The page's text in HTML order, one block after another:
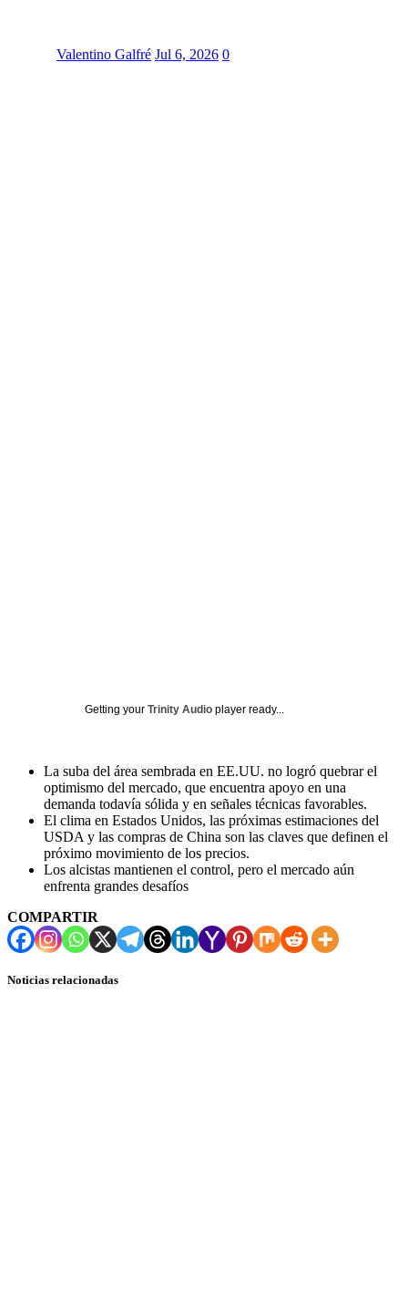
Valentino Galfré Jul 6, 2026 0
Getting your Trinity Audio player ready...
La suba del área sembrada en EE.UU. no logró quebrar el
optimismo del mercado, que encuentra apoyo en una
demanda todavía sólida y en señales técnicas favorables.
El clima en Estados Unidos, las próximas estimaciones del
USDA y las compras de China son las claves que definen el
próximo movimiento de los precios.
Los alcistas mantienen el control, pero el mercado aún
enfrenta grandes desafíos
COMPARTIR
Noticias relacionadas